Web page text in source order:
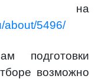
на
about/5496/
подготовки
возможно